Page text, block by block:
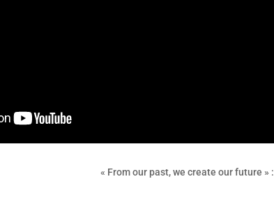
« From our past, we create our future » :